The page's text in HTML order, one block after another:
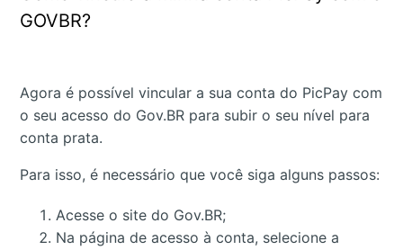
GOVBR?
Agora é possível vincular a sua conta do PicPay com
o seu acesso do Gov.BR para subir o seu nível para
conta prata.
Para isso, é necessário que você siga alguns passos:
Acesse o site do Gov.BR;
Na página de acesso à conta, selecione a